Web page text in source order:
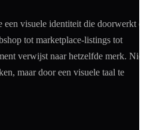
een visuele identiteit die doorwerkt
tot marketplace-listings tot
verwijst naar hetzelfde merk.
maar door een visuele taal te